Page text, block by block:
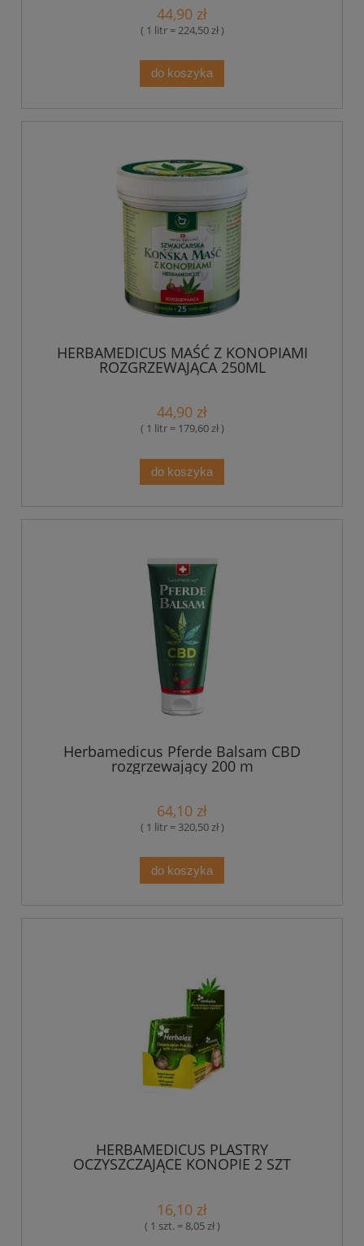
44,90 zł
( 1 litr = 224,50 zł )
do koszyka
HERBAMEDICUS MAŚĆ Z KONOPIAMI
ROZGRZEWAJĄCA 250ML
44,90 zł
( 1 litr = 179,60 zł )
do koszyka
Herbamedicus Pferde Balsam CBD
rozgrzewający 200 m
64,10 zł
( 1 litr = 320,50 zł )
do koszyka
HERBAMEDICUS PLASTRY
OCZYSZCZAJĄCE KONOPIE 2 SZT
16,10 zł
( 1 szt. = 8,05 zł )